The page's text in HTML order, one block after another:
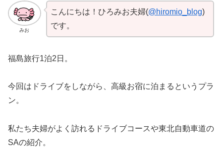
みお
こんにちは！ひろみお夫婦(@hiromio_blog)
です。
福島旅行1泊2日。
今回はドライブをしながら、高級お宿に泊まるというプラ
ン。
私たち夫婦がよく訪れるドライブコースや東北自動車道の
SAの紹介。